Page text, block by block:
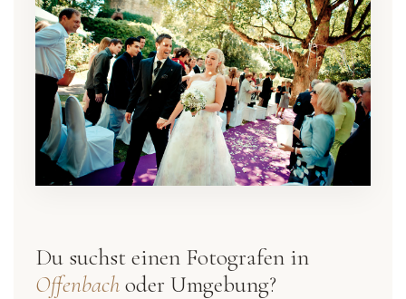
Du suchst einen Fotografen in
Offenbachoder Umgebung?